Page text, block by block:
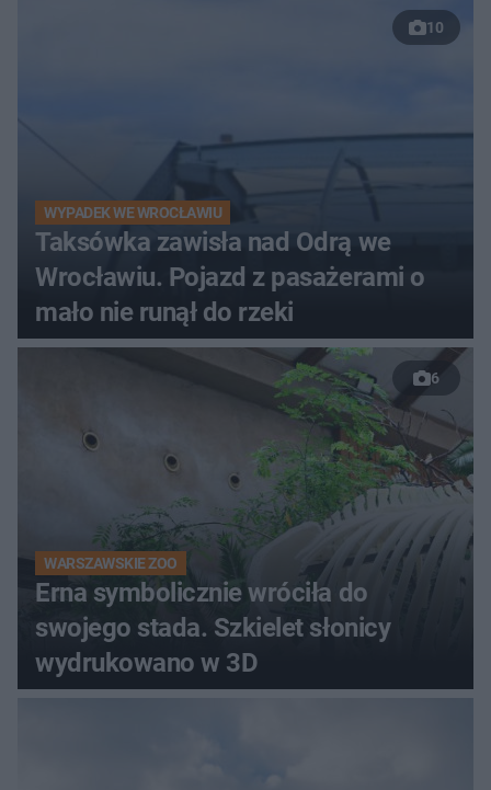
10
WYPADEK WE WROCŁAWIU
Taksówka zawisła nad Odrą we
Wrocławiu. Pojazd z pasażerami o
mało nie runął do rzeki
6
WARSZAWSKIE ZOO
Erna symbolicznie wróciła do
swojego stada. Szkielet słonicy
wydrukowano w 3D